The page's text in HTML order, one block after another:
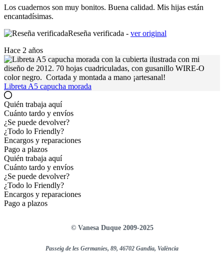
Los cuadernos son muy bonitos. Buena calidad. Mis hijas están
encantadísimas.
Reseña verificada - ver original
Hace 2 años
Libreta A5 capucha morada
Quién trabaja aquí
Cuánto tardo y envíos
¿Se puede devolver?
¿Todo lo Friendly?
Encargos y reparaciones
Pago a plazos
Quién trabaja aquí
Cuánto tardo y envíos
¿Se puede devolver?
¿Todo lo Friendly?
Encargos y reparaciones
Pago a plazos
© Vanesa Duque 2009-2025
Passeig de les Germanies, 89, 46702 Gandia, València